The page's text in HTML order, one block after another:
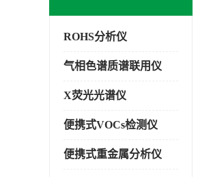
ROHS分析仪
气相色谱质谱联用仪
X荧光光谱仪
便携式VOCs检测仪
便携式重金属分析仪